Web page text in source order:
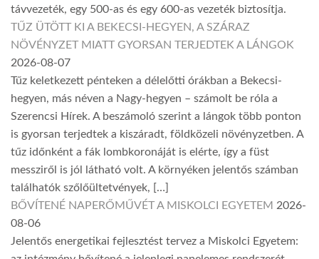
távvezeték, egy 500-as és egy 600-as vezeték biztosítja.
TŰZ ÜTÖTT KI A BEKECSI-HEGYEN, A SZÁRAZ
NÖVÉNYZET MIATT GYORSAN TERJEDTEK A LÁNGOK
2026-08-07
Tűz keletkezett pénteken a délelőtti órákban a Bekecsi-
hegyen, más néven a Nagy-hegyen – számolt be róla a
Szerencsi Hírek. A beszámoló szerint a lángok több ponton
is gyorsan terjedtek a kiszáradt, földközeli növényzetben. A
tűz időnként a fák lombkoronáját is elérte, így a füst
messziről is jól látható volt. A környéken jelentős számban
találhatók szőlőültetvények, […]
BŐVÍTENÉ NAPERŐMŰVÉT A MISKOLCI EGYETEM 2026-
08-06
Jelentős energetikai fejlesztést tervez a Miskolci Egyetem: